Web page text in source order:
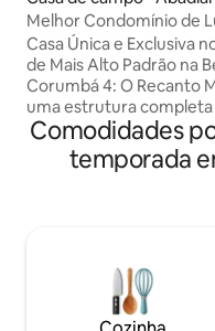
Melhor Condomínio de
c/Piscina Quente
Casa Única e Exclusiva
de Mais Alto Padrão na
Corumbá 4: O Recanto Moreira possui
uma estrutura completa
juntando o luxo com o
suítes completas c/ ar
ampla área externa
Todo Quartos c/ Ar
minutinho você está na
PISCINA COM
Comodidades
temporada